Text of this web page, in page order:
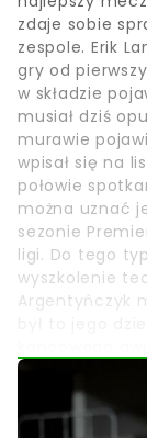
zdaje sobie
zespole. Erik
gry od
w składzie
musiał dziś
murawie
wpisał się na
połowie
można uznać
sezonie
ligi. Do tego
wyszkolenie
Argentyńczyk
był to jego